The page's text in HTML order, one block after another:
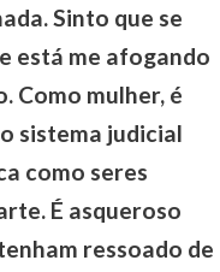
Sinto que se
está me afogando
Como mulher, é
sistema judicial
como seres
É asqueroso
ressoado de